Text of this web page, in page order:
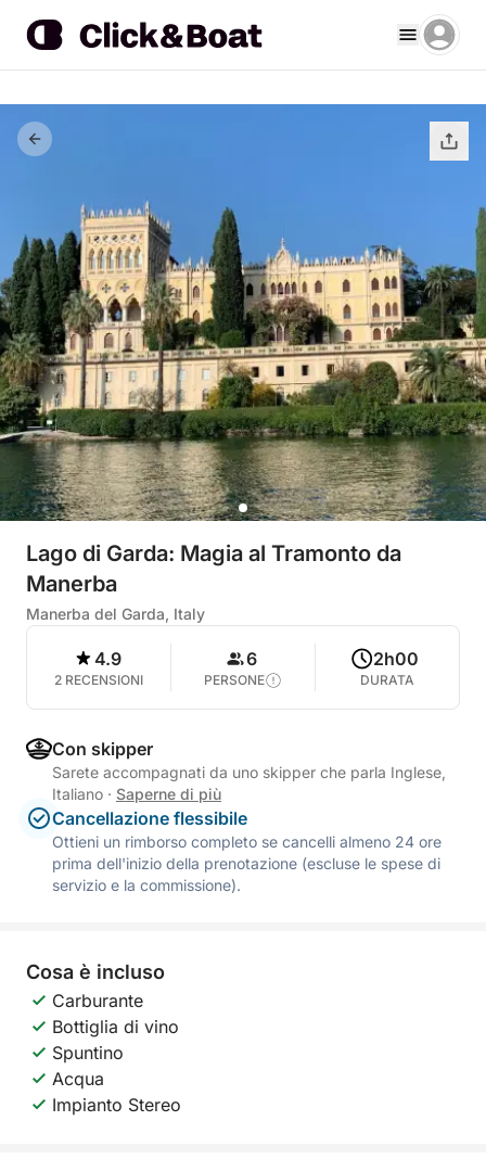
Lago di Garda: Magia al Tramonto da
Manerba
Manerba del Garda, Italy
4.9
2 RECENSIONI
6
PERSONE
2h00
DURATA
Con skipper
Sarete accompagnati da uno skipper che parla Inglese,
Italiano · Saperne di più
Cancellazione flessibile
Ottieni un rimborso completo se cancelli almeno 24 ore
prima dell'inizio della prenotazione (escluse le spese di
servizio e la commissione).
Cosa è incluso
Carburante
Bottiglia di vino
Spuntino
Acqua
Impianto Stereo